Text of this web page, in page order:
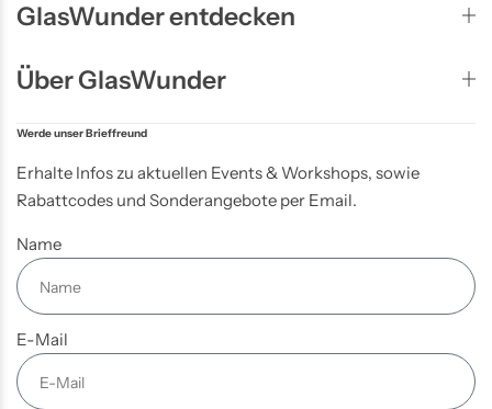
GlasWunder entdecken
Über GlasWunder
Werde unser Brieffreund
Erhalte Infos zu aktuellen Events & Workshops, sowie
Rabattcodes und Sonderangebote per Email.
Name
E-Mail